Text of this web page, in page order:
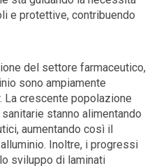
e protettive, contribuendo
del settore farmaceutico,
sono ampiamente
crescente popolazione
stanno alimentando
aumentando così il
Inoltre, i progressi
sviluppo di laminati